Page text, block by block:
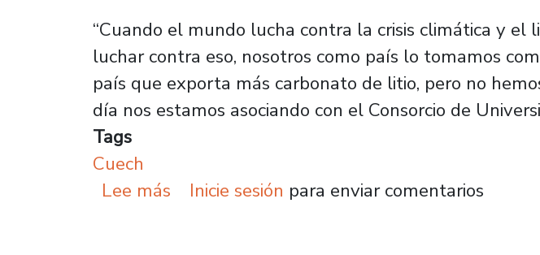
“Cuando el mundo lucha contra la crisis climática y
luchar contra eso, nosotros como país lo tomamos
país que exporta más carbonato de litio, pero no
día nos estamos asociando con el Consorcio de
Tags
Cuech
Lee más sobre Cuech y Ministerio de Minería firman
Inicie sesión para enviar comentarios